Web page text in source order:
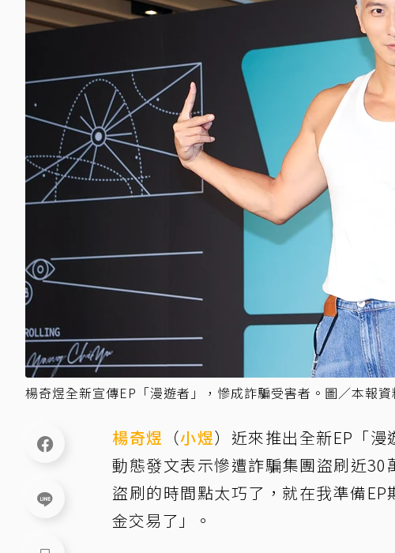
楊奇煜全新宣傳EP「漫遊者」，慘成詐騙受害者。圖／本報資
楊奇煜 （小煜）近來推出全新EP「
動態發文表示慘遭詐騙集團盜刷近
盜刷的時間點太巧了，就在我準備
金交易了」。